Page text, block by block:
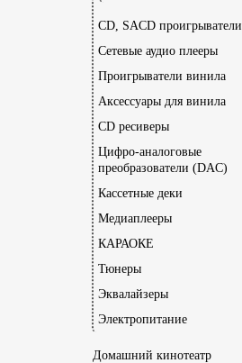
CD, SACD проигрыватели
Сетевые аудио плееры
Проигрыватели винила
Аксессуары для винила
CD ресиверы
Цифро-аналоговые
преобразователи (DAC)
Кассетные деки
Медиаплееры
КАРАОКЕ
Тюнеры
Эквалайзеры
Электропитание
Домашний кинотеатр